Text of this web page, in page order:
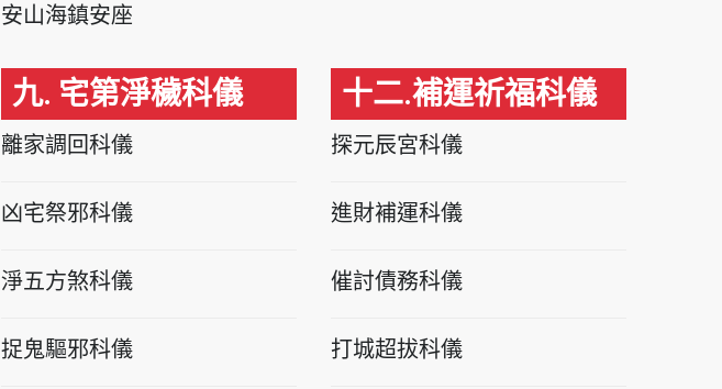
安山海鎮安座
九. 宅第淨穢科儀
離家調回科儀
凶宅祭邪科儀
淨五方煞科儀
捉鬼驅邪科儀
十二.補運祈福科儀
探元辰宮科儀
進財補運科儀
催討債務科儀
打城超拔科儀